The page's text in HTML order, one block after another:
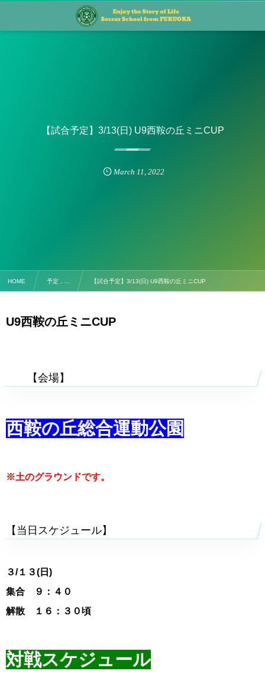
【試合予定】3/13(日) U9西鞍の丘ミニCUP
March 11 2022
HOME 予定 , … 【試合予定】3/13(日) U9西鞍の丘ミニCUP
U9西鞍の丘ミニCUP
【会場】
西鞍の丘総合運動公園
※土のグラウンドです。
【当日スケジュール】
３/１３(日)
集合 ９：４０
解散 １６：３０頃
対戦スケジュール